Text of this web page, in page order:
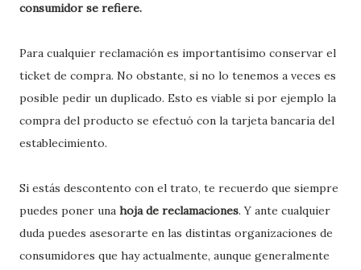
consumidor se refiere.
Para cualquier reclamación es importantísimo conservar el
ticket de compra. No obstante, si no lo tenemos a veces es
posible pedir un duplicado. Esto es viable si por ejemplo la
compra del producto se efectuó con la tarjeta bancaria del
establecimiento.
Si estás descontento con el trato, te recuerdo que siempre
puedes poner una hoja de reclamaciones. Y ante cualquier
duda puedes asesorarte en las distintas organizaciones de
consumidores que hay actualmente, aunque generalmente